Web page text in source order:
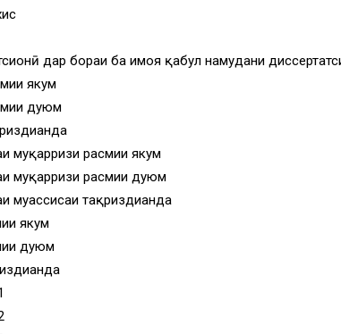
дар бораи ба ҳимоя қабул намудани
якум
дуюм
муқарризи расмии якум
муқарризи расмии дуюм
тақриздиҳанда
якум
дуюм